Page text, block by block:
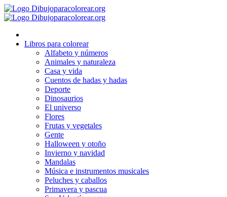
Ir
al
Libros para colorear
Alfabeto y números
Animales y naturaleza
Casa y vida
Cuentos de hadas y hadas
Deporte
Dinosaurios
El universo
Flores
Frutas y vegetales
Gente
Halloween y otoño
Invierno y navidad
Mandalas
Música e instrumentos musicales
Peluches y caballos
Primavera y pascua